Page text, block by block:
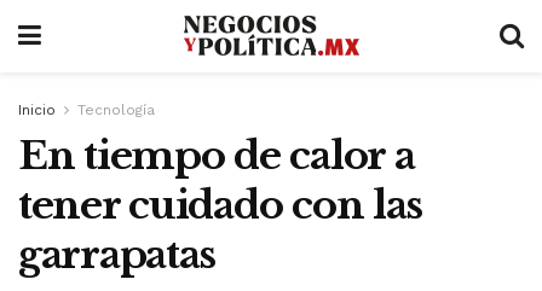
Inicio Tecnología
En tiempo de calor a
tener cuidado con las
garrapatas